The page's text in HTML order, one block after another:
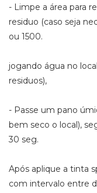
- Limpe a área para
residuo (caso seja
ou 1500.
jogando água no
residuos),
- Passe um pano
bem seco o local),
30 seg.
Após aplique a tinta
com intervalo entre